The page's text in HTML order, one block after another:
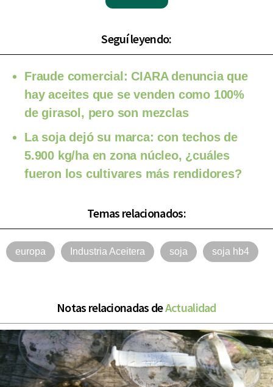
Seguí leyendo:
Fraude comercial: CIARA denuncia que
hay aceites que se venden como 100%
de girasol, pero son mezclas
La soja dejó su marca: con techos de
5.900 kg/ha en zona núcleo, ¿cuáles
fueron los cultivares más rendidores?
Temas relacionados:
europa Industria Aceitera soja soja hb4
Notas relacionadas deActualidad